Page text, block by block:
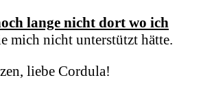
lange nicht dort wo ich
mich nicht unterstützt hätte.
liebe Cordula!